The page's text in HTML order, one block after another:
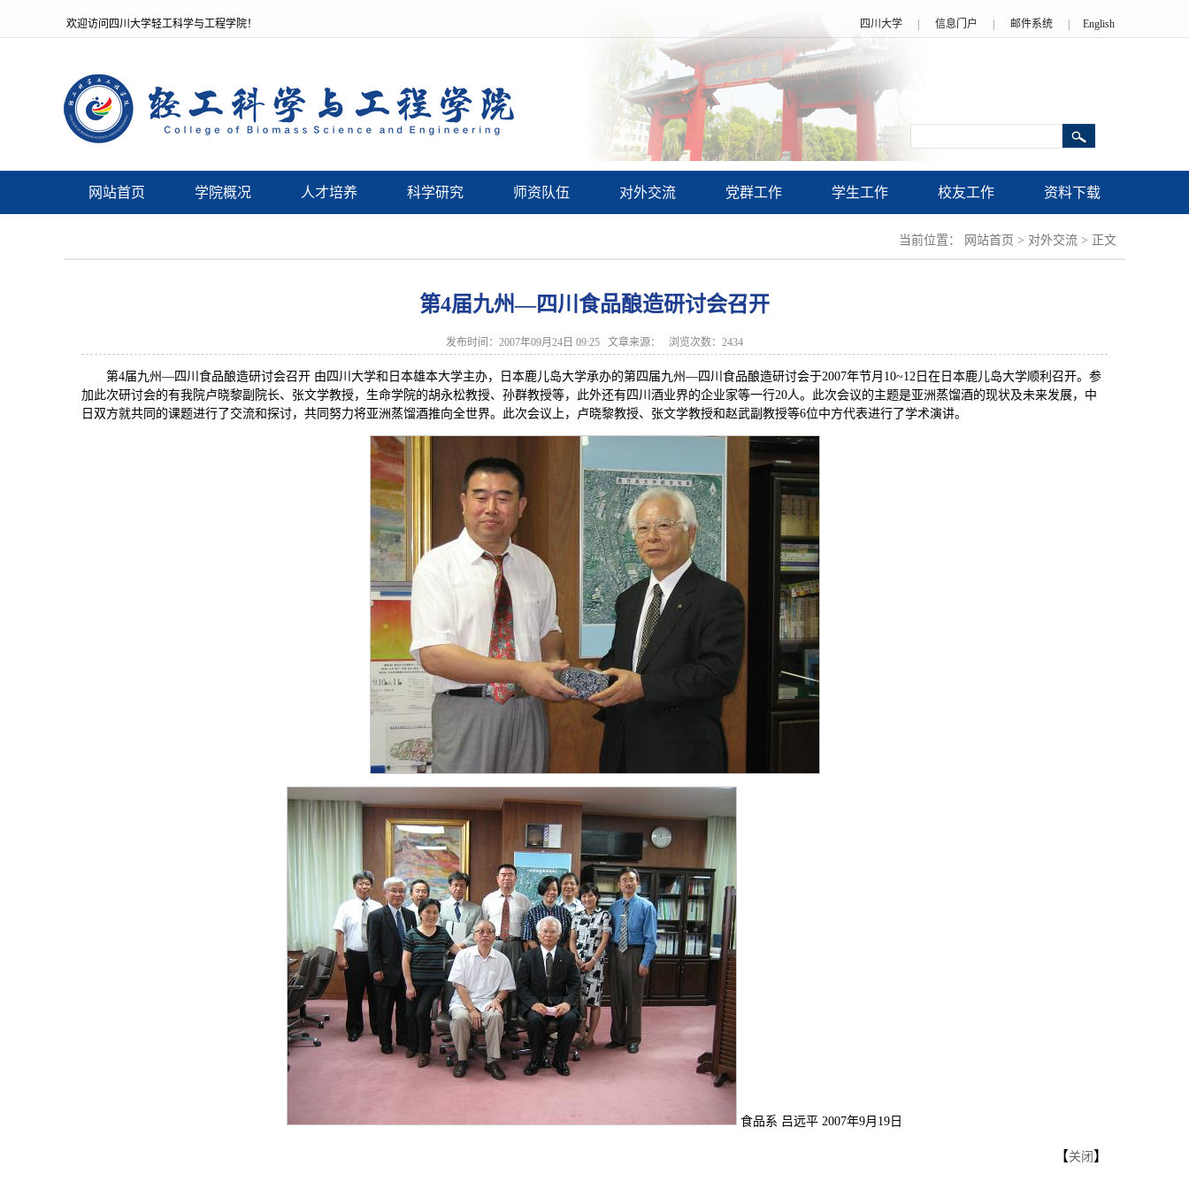
欢迎访问四川大学轻工科学与工程学院！ 四川大学 信息门户 邮件系统 English
网站首页 学院概况 人才培养 科学研究 师资队伍 对外交流 党群工作 学生工作 校友工作 资料下载
当前位置： 网站首页 > 对外交流 > 正文
第4届九州—四川食品酿造研讨会召开
发布时间：2007年09月24日 09:25 文章来源： 浏览次数： 2434
第4届九州—四川食品酿造研讨会召开 由四川大学和日本雄本大学主办，日本鹿儿岛大学承办的第四届九州—四川食品酿造研讨会于2007年节月10~12日在日本鹿儿岛大学顺利召开。参
加此次研讨会的有我院卢晓黎副院长、张文学教授，生命学院的胡永松教授、孙群教授等，此外还有四川酒业界的企业家等一行20人。此次会议的主题是亚洲蒸馏酒的现状及未来发展，中
日双方就共同的课题进行了交流和探讨，共同努力将亚洲蒸馏酒推向全世界。此次会议上，卢晓黎教授、张文学教授和赵武副教授等6位中方代表进行了学术演讲。
食品系 吕远平 2007年9月19日
【关闭 】